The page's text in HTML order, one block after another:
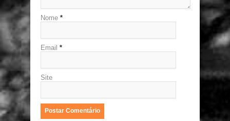
Nome *
Email *
Site